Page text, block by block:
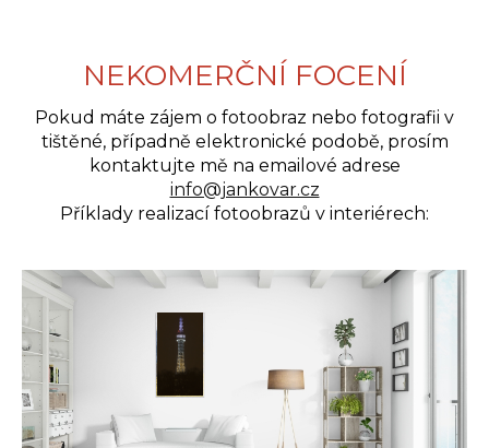
NEKOMERČNÍ FOCENÍ
Pokud máte zájem o fotoobraz nebo fotografii v
tištěné, případně elektronické podobě, prosím
kontaktujte mě na emailové adrese
info@jankovar.cz
Příklady realizací fotoobrazů v interiérech: